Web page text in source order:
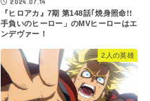
『ヒロアカ』7期 第148話｢焼身照命!!
手負いのヒーロー」のMVヒーローはエ
ンデヴァー！
2人の英雄